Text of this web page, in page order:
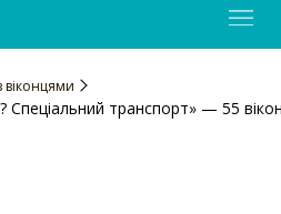
транспорт» — 55